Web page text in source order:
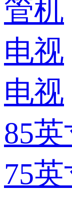
管机
电视
电视
85
75英